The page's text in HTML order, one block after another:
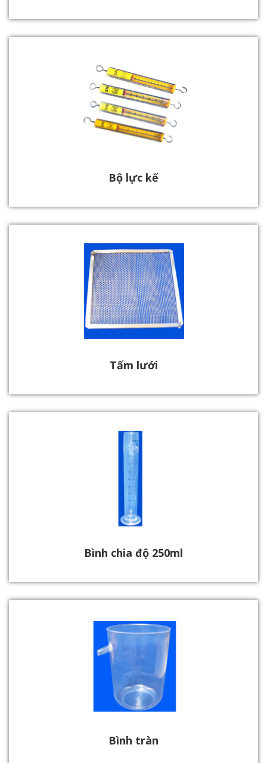
Bộ lực kế
Tấm lưới
Bình chia độ 250ml
Bình tràn